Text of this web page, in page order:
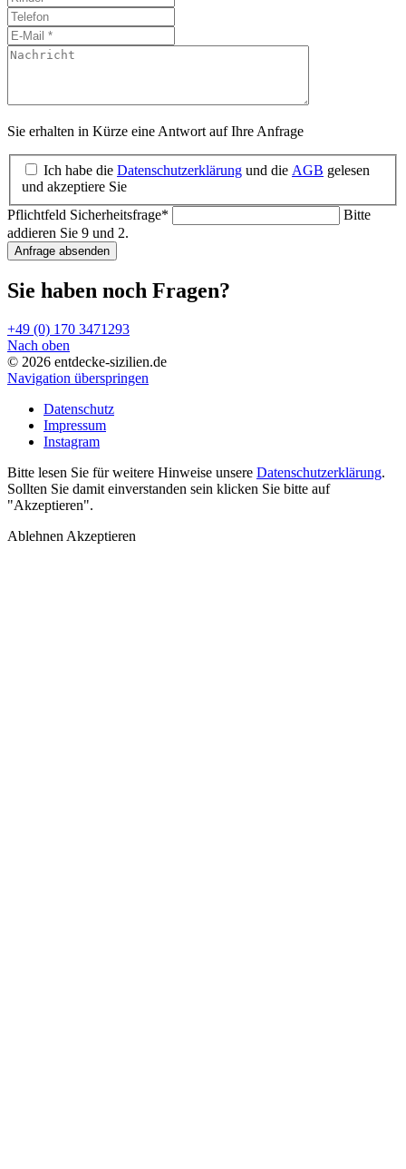
Sie erhalten in Kürze eine Antwort auf Ihre Anfrage
Ich habe die Datenschutzerklärung und die AGB gelesen
und akzeptiere Sie
Pflichtfeld Sicherheitsfrage*
Bitte
addieren Sie 9 und 2.
Anfrage absenden
Sie haben noch Fragen?
+49 (0) 170 3471293
Nach oben
© 2026 entdecke-sizilien.de
Navigation überspringen
Datenschutz
Impressum
Instagram
Bitte lesen Sie für weitere Hinweise unsere Datenschutzerklärung.
Sollten Sie damit einverstanden sein klicken Sie bitte auf
"Akzeptieren".
Ablehnen Akzeptieren